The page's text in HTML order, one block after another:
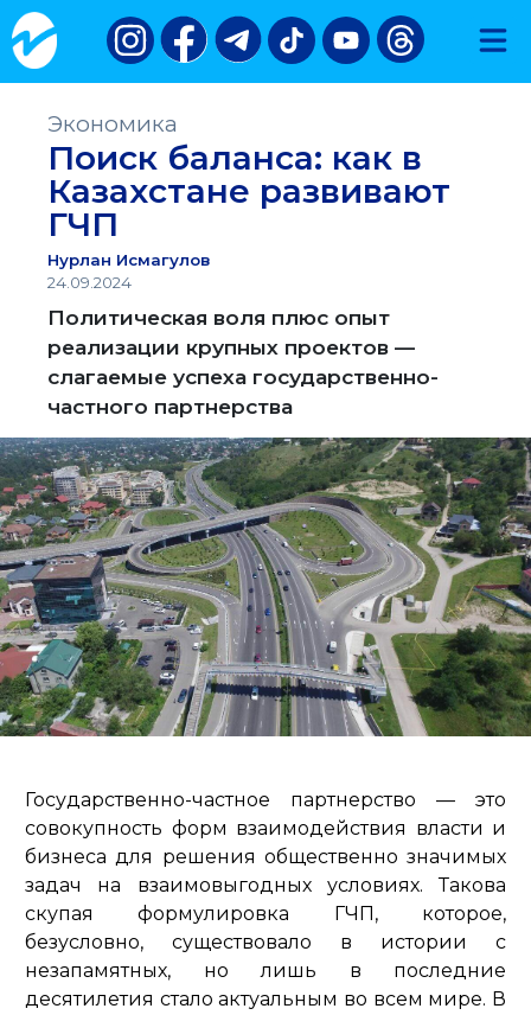
Экономика
Поиск баланса: как в
Казахстане развивают
ГЧП
Нурлан Исмагулов
24.09.2024
Политическая воля плюс опыт
реализации крупных проектов —
слагаемые успеха государственно-
частного партнерства
Государственно-частное партнерство — это
совокупность форм взаимодействия власти и
бизнеса для решения общественно значимых
задач на взаимовыгодных условиях. Такова
скупая формулировка ГЧП, которое,
безусловно, существовало в истории с
незапамятных, но лишь в последние
десятилетия стало актуальным во всем мире. В